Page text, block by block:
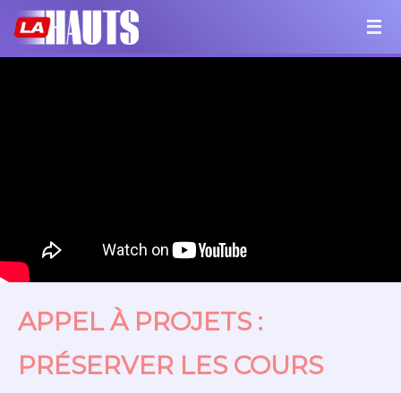
APPEL À PROJETS :
PRÉSERVER LES COURS